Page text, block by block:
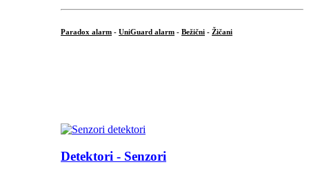
Paradox alarm - UniGuard alarm - Bežični - Žičani
Detektori - Senzori